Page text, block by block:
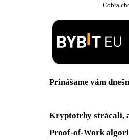
Cobra
Prinášame vám
Kryptotrhy strácali,
Proof-of-Work